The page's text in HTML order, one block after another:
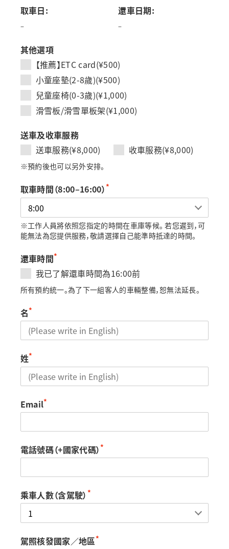
取車日:
–
還車日期:
–
其他選項
【推薦】ETC card(¥500)
小童座墊(2-8歲)(¥500)
兒童座椅(0-3歲)(¥1,000)
滑雪板/滑雪單板架(¥1,000)
送車及收車服務
送車服務(¥8,000)
收車服務(¥8,000)
※預約後也可以另外安排。
取車時間（8:00–16:00）*
※工作人員將依照您指定的時間在車庫等候。 若您遲到，可
能無法為您提供服務，敬請選擇自己能準時抵達的時間。
還車時間*
我已了解還車時間為16:00前
所有預約統一。為了下一組客人的車輛整備，恕無法延長。
名*
姓*
Email*
電話號碼（+國家代碼）*
乘車人數（含駕駛） *
駕照核發國家／地區*